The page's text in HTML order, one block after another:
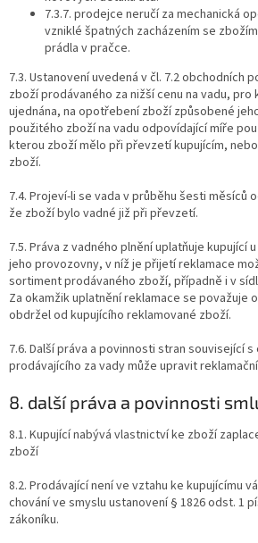
7.3.7. prodejce neručí za mechanická
vzniklé špatných zacházením se
prádla v pračce.
7.3. Ustanovení uvedená v čl. 7.2 obchodních
zboží prodávaného za nižší cenu na vadu, pro
ujednána, na opotřebení zboží způsobené
použitého zboží na vadu odpovídající míře
kterou zboží mělo při převzetí kupujícím,
zboží.
7.4. Projeví-li se vada v průběhu šesti měsíců
že zboží bylo vadné již při převzetí.
7.5. Práva z vadného plnění uplatňuje kupující
jeho provozovny, v níž je přijetí reklamace
sortiment prodávaného zboží, případně i v
Za okamžik uplatnění reklamace se považuje
obdržel od kupujícího reklamované zboží.
7.6. Další práva a povinnosti stran související
prodávajícího za vady může upravit
8. další práva a povinnosti
8.1. Kupující nabývá vlastnictví ke zboží
zboží
8.2. Prodávající není ve vztahu ke kupujícímu
chování ve smyslu ustanovení § 1826 odst. 1
zákoníku.